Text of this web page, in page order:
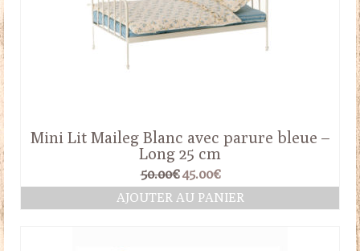
Mini Lit Maileg Blanc avec parure bleue –
Long 25 cm
50.00€ Le
prix
initial
45.00€Le
prix
actuel
AJOUTER AU PANIER